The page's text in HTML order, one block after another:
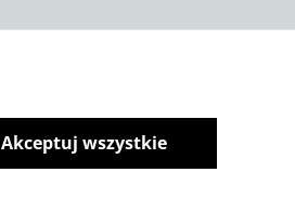
Akceptuj wszystkie